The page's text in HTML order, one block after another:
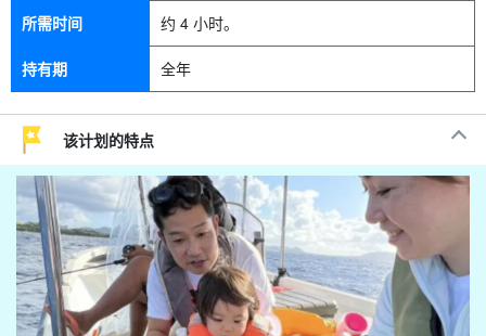
所需时间 约 4 小时。
持有期 全年
该计划的特点